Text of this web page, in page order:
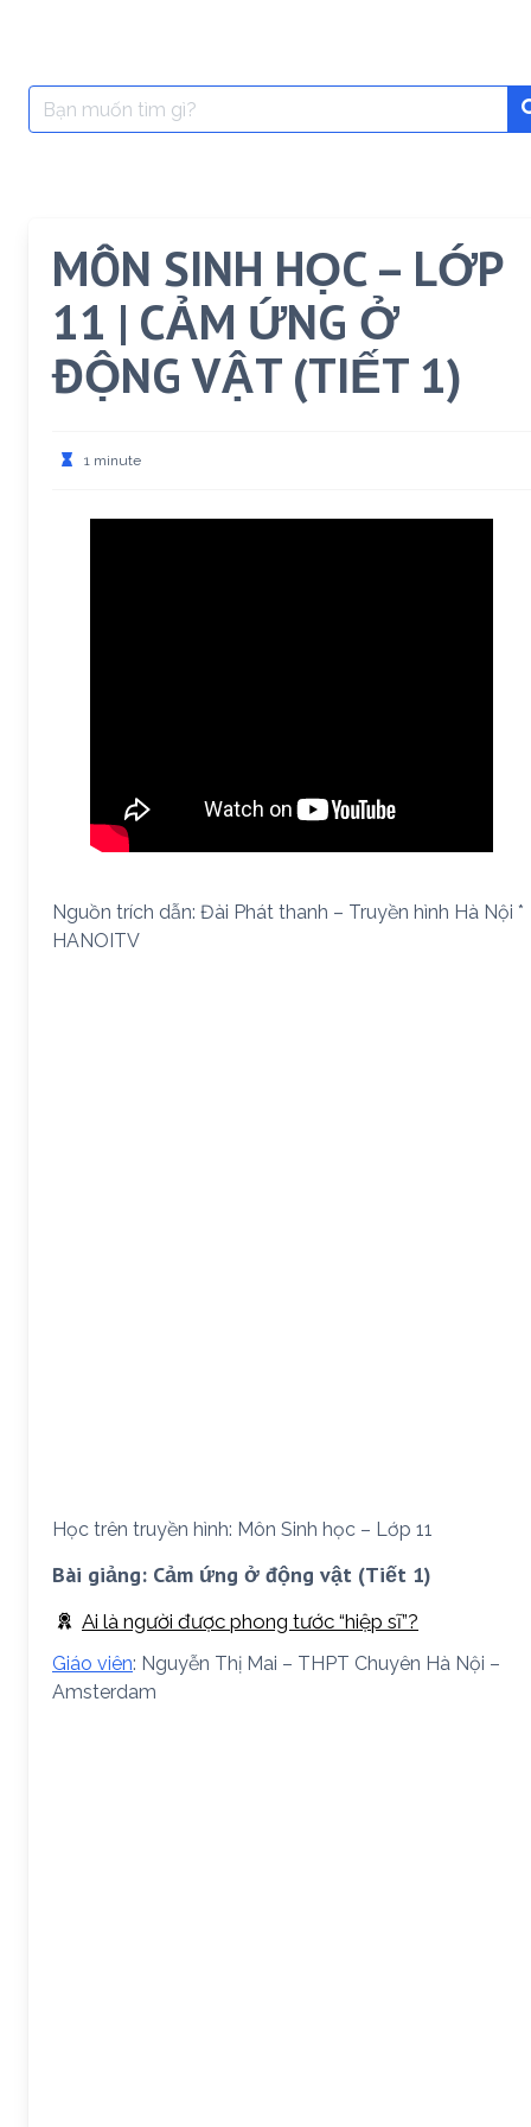
Search
for:
MÔN SINH HỌC – LỚP
11 | CẢM ỨNG Ở
ĐỘNG VẬT (TIẾT 1)
1 minute
Nguồn trích dẫn: Đài Phát thanh – Truyền hình Hà Nội *
HANOITV
Học trên truyền hình: Môn Sinh học – Lớp 11
Bài giảng: Cảm ứng ở động vật (Tiết 1)
Ai là người được phong tước “hiệp sĩ”?
Giáo viên: Nguyễn Thị Mai – THPT Chuyên Hà Nội –
Amsterdam